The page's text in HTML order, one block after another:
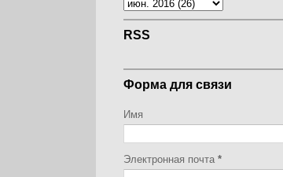
RSS
Форма для связи
Имя
Электронная почта *